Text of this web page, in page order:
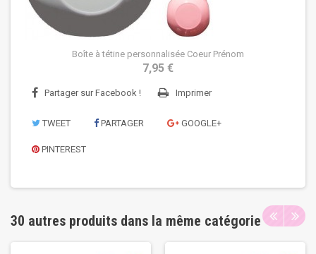
Boîte à tétine personnalisée Coeur Prénom
7,95 €
Partager sur Facebook ! Imprimer
TWEET PARTAGER GOOGLE+
PINTEREST
30 autres produits dans la même catégorie